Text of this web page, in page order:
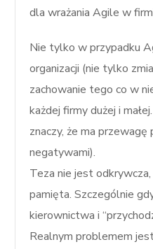
dla wrażania Agile w
Nie tylko w przypadku
organizacji (nie tylko
zachowanie tego co w
każdej firmy dużej i
znaczy, że ma
negatywami).
Teza nie jest
pamięta. Szczególnie
kierownictwa i
Realnym problemem